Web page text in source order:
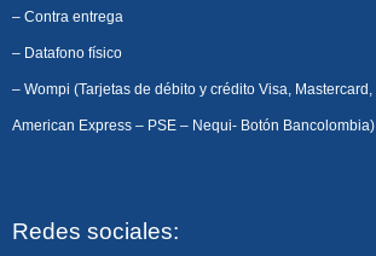
– Contra entrega
– Datafono físico
– Wompi (Tarjetas de débito y crédito Visa, Mastercard,
American Express – PSE – Nequi- Botón Bancolombia)
Redes sociales: